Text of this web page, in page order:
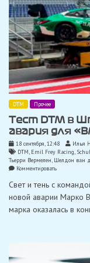
DTM Прочее
Тест DTM в
авария для
18 сентября, 12:48
Илья
DTM, Emil Frey Racing,
Тьерри Вермелен, Шелдон ван
Комментироватьon
DTM
Шпильберге:
лучшее
Schubert»
Свет и тень с
новой аварии Марко
марка оказалась в